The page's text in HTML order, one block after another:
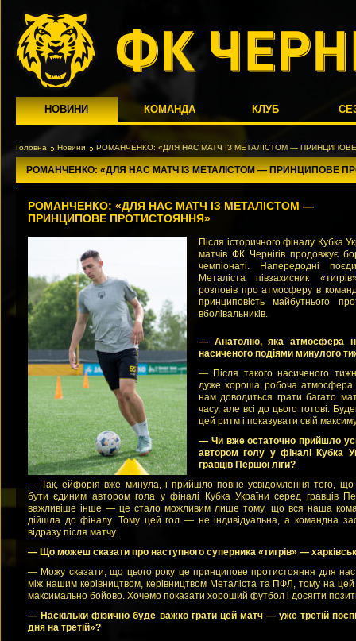
НОВИНИ КОМАНДА КЛУБ
Головна Новини РОМАНЧЕНКО: «ДЛЯ НАС МАТЧ ІЗ МЕТАЛІСТОМ —
РОМАНЧЕНКО: «ДЛЯ НАС МАТЧ ІЗ МЕТАЛІСТОМ — ПРИНЦИПОВЕ
РОМАНЧЕНКО: «ДЛЯ НАС МАТЧ ІЗ МЕТАЛІСТОМ —
ПРИНЦИПОВЕ ПРОТИСТОЯННЯ»
Після історичного фіналу Кубка
матчів ФК Чернігів продовжує
чемпіонаті. Напередодні
Металіста півзахисник
розповів про атмосферу в
принциповість майбутнього
вболівальників.
— Анатолію, яка атмосфера
насиченого подіями минулого
— Після такого насиченого
дуже хороша робоча
нам доводиться грати багато
часу, але всі до цього готові.
цей ритм і показувати свій
— Чи вже остаточно прийшло
автором голу у фіналі Кубка
гравців Першої ліги?
— Так, ейфорія вже минула, і прийшло повне усвідомлення того, що
бути єдиним автором гола у фіналі Кубка України серед гравців
важливіше інше — це стало можливим лише тому, що вся наша
дійшла до фіналу. Тому цей гол — не індивідуальна, а командна
відразу після матчу.
— Що можеш сказати про наступного суперника «тигрів» —
— Можу сказати, що цього року це принципове протистояння для
між нашим керівництвом, керівництвом Металіста та ПФЛ, тому на
максимально бойово. Хочемо показати хороший футбол і досягти
— Наскільки фізично буде важко грати цей матч — уже третій
дня на третій»?